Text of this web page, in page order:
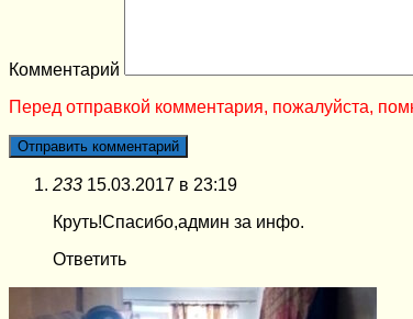
Комментарий
Перед отправкой комментария, пожалуйста,
233 15.03.2017 в 23:19
Круть!Спасибо,админ за инфо.
Ответить